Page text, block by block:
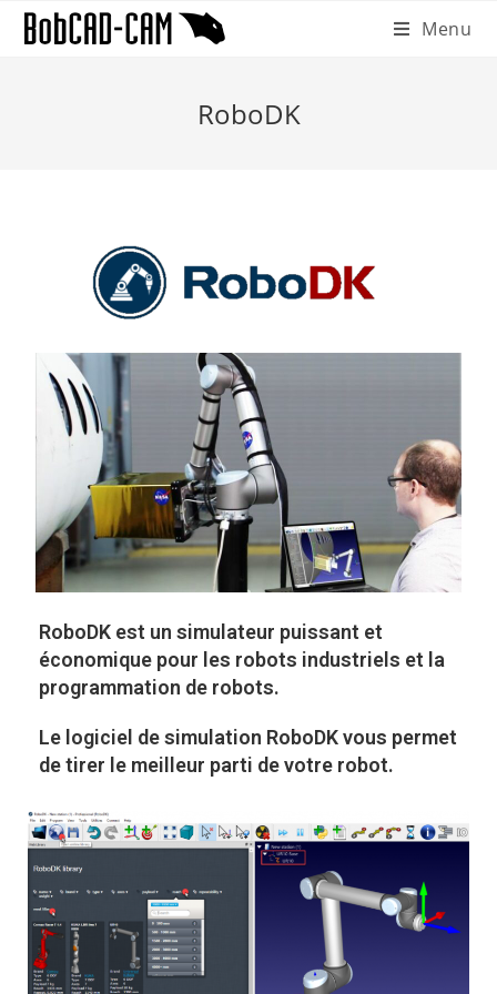
Menu
RoboDK
RoboDK est un simulateur puissant et
économique pour les robots industriels et la
programmation de robots.
Le logiciel de simulation RoboDK vous permet
de tirer le meilleur parti de votre robot.